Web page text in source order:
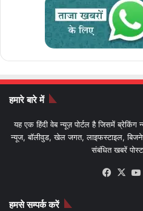
हमारे बारे में
यह एक हिंदी वेब न्यूज़ पोर्टल है जिसमें ब्रेकिंग
न्यूज, बॉलीवुड, खेल जगत, लाइफस्टाइल,
संबंधित खबरें
X
हमसे सम्पर्क करें